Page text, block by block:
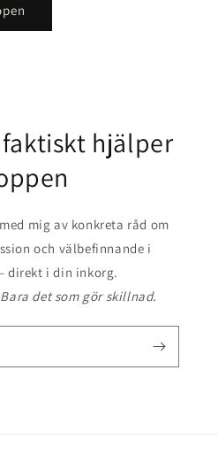
hjälper
mig av konkreta råd om
och välbefinnande i
direkt i din inkorg.
det som gör skillnad.